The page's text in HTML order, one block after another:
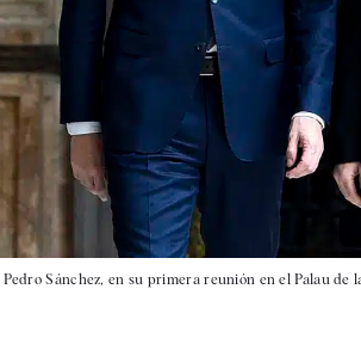
Sánchez, en su primera reunión en el Palau de